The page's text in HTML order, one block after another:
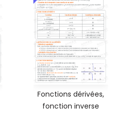
Fonctions dérivées,
fonction inverse